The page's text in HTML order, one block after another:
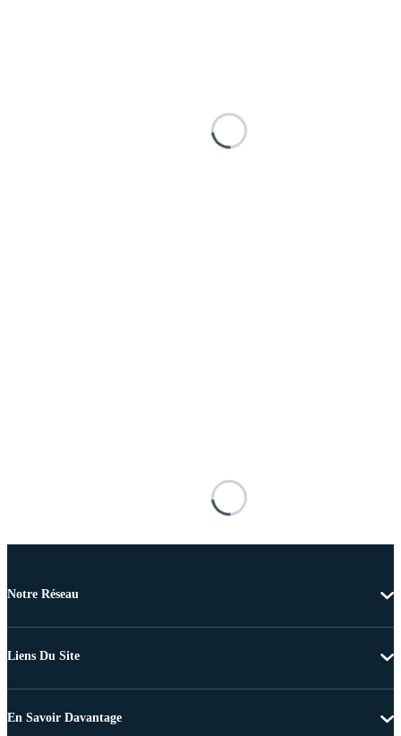
Notre Réseau
Liens Du Site
En Savoir Davantage